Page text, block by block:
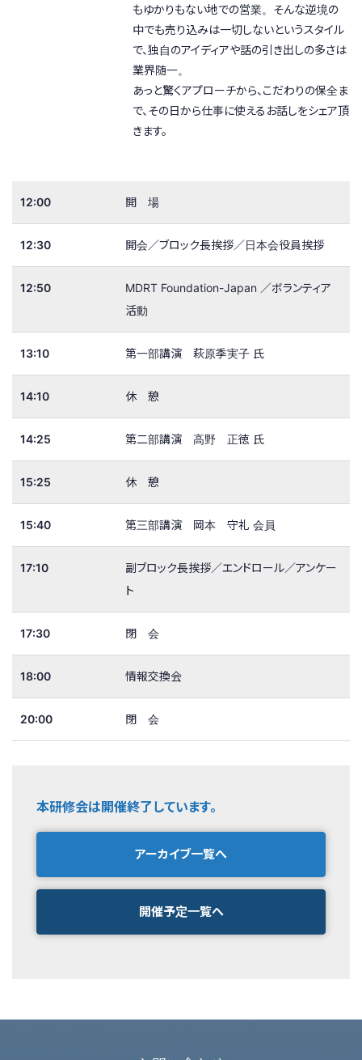
もゆかりもない地での営業。そんな逆境の
中でも売り込みは一切しないというスタイル
で、独自のアイディアや話の引き出しの多さは
業界随一。
あっと驚くアプローチから、こだわりの保全ま
で、その日から仕事に使えるお話しをシェア頂
きます。
12:00 開 場
12:30 開会／ブロック長挨拶／日本会役員挨拶
12:50
MDRT Foundation-Japan ／ボランティア
活動
13:10 第一部講演 萩原季実子 氏
14:10 休 憩
14:25 第二部講演 高野 正徳 氏
15:25 休 憩
15:40 第三部講演 岡本 守礼 会員
17:10
副ブロック長挨拶／エンドロール／アンケー
ト
17:30 閉 会
18:00 情報交換会
20:00 閉 会
本研修会は開催終了しています。
アーカイブ一覧へ
開催予定一覧へ